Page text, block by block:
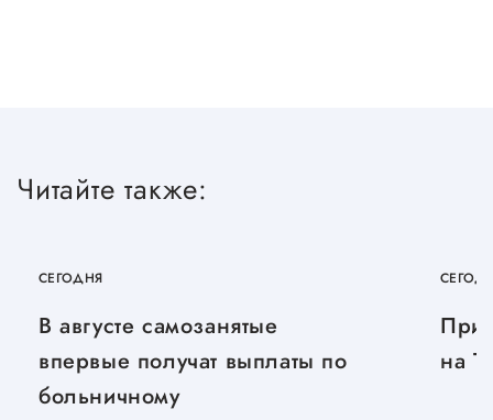
Читайте также:
СЕГОДНЯ
В августе самозанятые
впервые получат выплаты по
больничному
на